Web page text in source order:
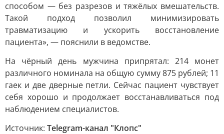
способом — без разрезов и тяжёлых вмешательств.
Такой подход позволил минимизировать
травматизацию и ускорить восстановление
пациента», — пояснили в ведомстве.
На чёрный день мужчина припрятал: 214 монет
различного номинала на общую сумму 875 рублей; 11
гаек и две дверные петли. Сейчас пациент чувствует
себя хорошо и продолжает восстанавливаться под
наблюдением специалистов.
Источник: Telegram-канал "Клопс"